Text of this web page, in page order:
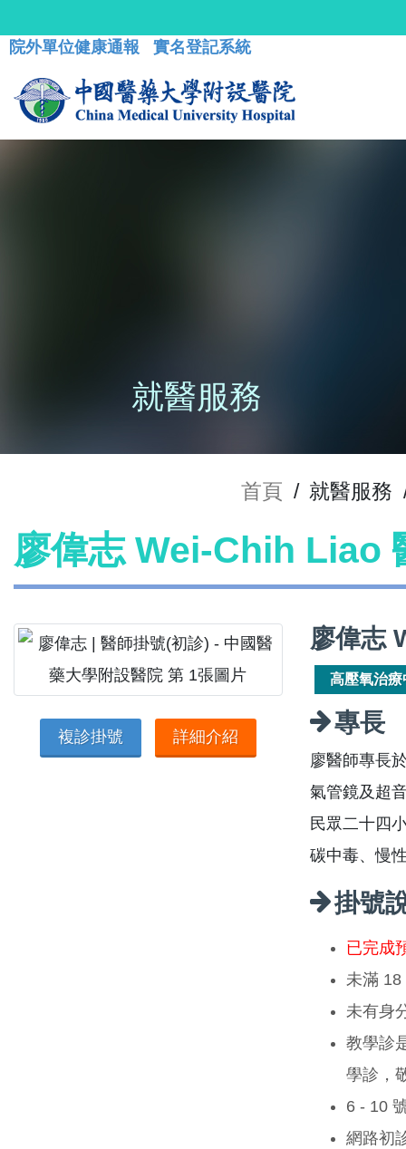
院外單位健康通報 實名登記系統
就醫服務
首頁 / 就醫服務
廖偉志 Wei-Chih Liao
複診掛號 詳細介紹
廖偉志
高壓氧治療
專長
廖醫師專長
氣管鏡及超
民眾二十四
碳中毒、慢
掛號
已完成
未滿 18
未有身
教學診
學診，
6 - 10
網路初